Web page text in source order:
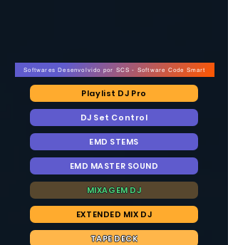
Softwares Desenvolvido por SCS - Software Code Smart
Playlist DJ Pro
DJ Set Control
EMD STEMS
EMD MASTER SOUND
MIXAGEM DJ
EXTENDED MIX DJ
TAPE DECK